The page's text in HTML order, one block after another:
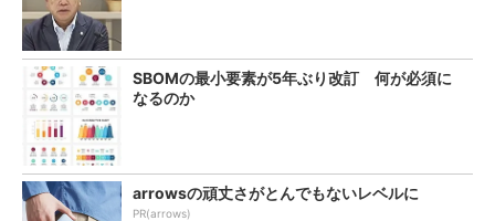
SBOMの最小要素が5年ぶり改訂 何が必須に
なるのか
arrowsの頑丈さがとんでもないレベルに
PR(arrows)